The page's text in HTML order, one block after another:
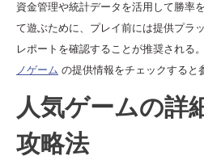
資金管理や統計データを活用して勝率
て遊ぶために、プレイ前には提供プラ
レポートを確認することが推奨される
ノゲーム の提供情報をチェックすると
人気ゲームの詳
攻略法